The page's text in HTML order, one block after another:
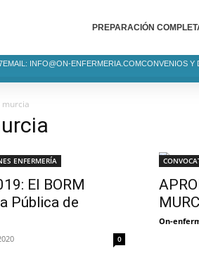
PREPARACIÓN
EMAIL: INFO@ON-ENFERMERIA.COMCONVENIOS Y
murcia
ENFERMERÍA
El BORM
Pública de
0
On-